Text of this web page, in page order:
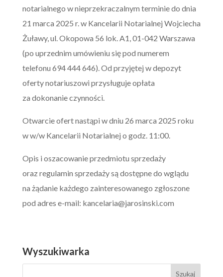
notarialnego w nieprzekraczalnym terminie do dnia
21 marca 2025 r. w Kancelarii Notarialnej Wojciecha
Żuławy, ul. Okopowa 56 lok. A1, 01-042 Warszawa
(po uprzednim umówieniu się pod numerem
telefonu 694 444 646). Od przyjętej w depozyt
oferty notariuszowi przysługuje opłata
za dokonanie czynności.
Otwarcie ofert nastąpi w dniu 26 marca 2025 roku
w w/w Kancelarii Notarialnej o godz. 11:00.
Opis i oszacowanie przedmiotu sprzedaży
oraz regulamin sprzedaży są dostępne do wglądu
na żądanie każdego zainteresowanego zgłoszone
pod adres e-mail: kancelaria@jarosinski.com
Wyszukiwarka